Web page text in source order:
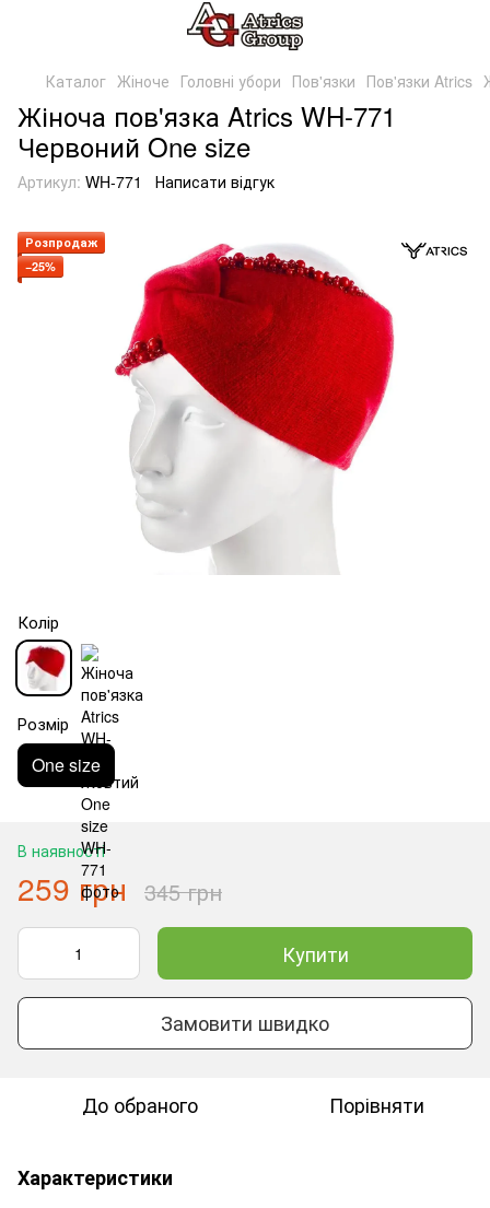
Каталог Жіноче Головні убори Пов'язки Пов'язки Atrics
Жіноча пов'язка Atrics WH-771
Червоний One size
Артикул: WH-771 Написати відгук
Розпродаж
−25%
Колір
Розмір
One size
В наявності
259 грн 345 грн
Купити
Замовити швидко
До обраного Порівняти
Характеристики